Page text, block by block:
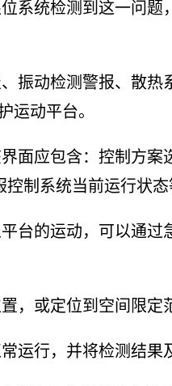
统检测到这一问题
动检测警报、散热
运动平台。
应包含：控制方案
制系统当前运行状态
的运动，可以通过
或定位到空间限定
行，并将检测结果